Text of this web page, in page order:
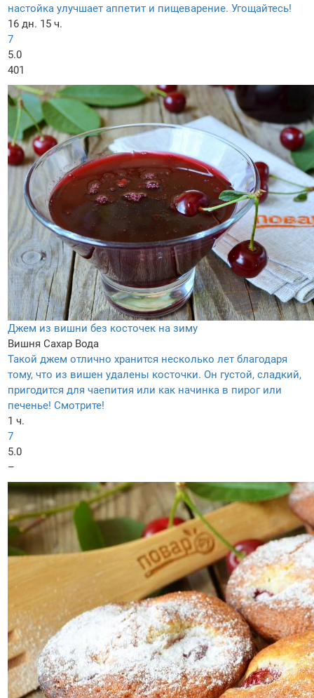
настойка улучшает аппетит и пищеварение. Угощайтесь!
16 дн. 15 ч.
7
5.0
401
Джем из вишни без косточек на зиму
Вишня Сахар Вода
Такой джем отлично хранится несколько лет благодаря
тому, что из вишен удалены косточки. Он густой, сладкий,
пригодится для чаепития или как начинка в пирог или
печенье! Смотрите!
1 ч.
7
5.0
–